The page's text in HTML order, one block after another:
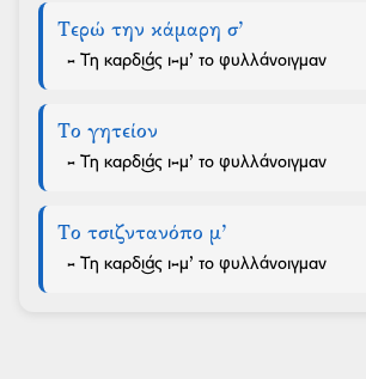
Τερώ την κάμαρη σ’
- Τη καρδι͜άς ι-μ’ το φυλλάνοιγμαν
Το γητείον
- Τη καρδι͜άς ι-μ’ το φυλλάνοιγμαν
Το τσιζντανόπο μ’
- Τη καρδι͜άς ι-μ’ το φυλλάνοιγμαν